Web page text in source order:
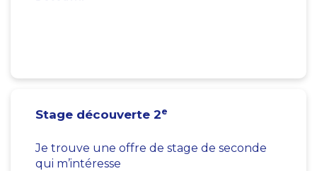
Stage découverte 2e
Je trouve une offre de stage de seconde
qui m’intéresse